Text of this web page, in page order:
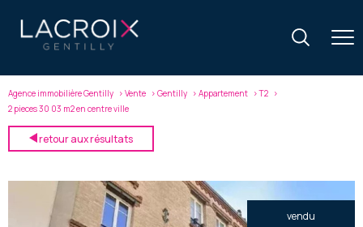
Agence immobilière Gentilly Vente Gentilly Appartement
T2
2 pieces 30 03 m2 en centre ville
retour aux résultats
vendu